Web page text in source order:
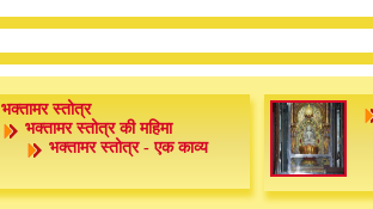
भक्तामर स्तोत्र
भक्तामर स्तोत्र की महिमा
भक्तामर स्तोत्र - एक काव्य